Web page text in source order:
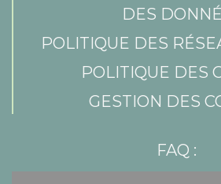
DES
POLITIQUE DES
POLITIQUE DES
GESTION DES
FAQ :